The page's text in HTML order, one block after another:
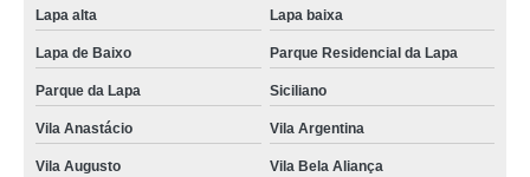
Lapa alta Lapa baixa
Lapa de Baixo Parque Residencial da Lapa
Parque da Lapa Siciliano
Vila Anastácio Vila Argentina
Vila Augusto Vila Bela Aliança